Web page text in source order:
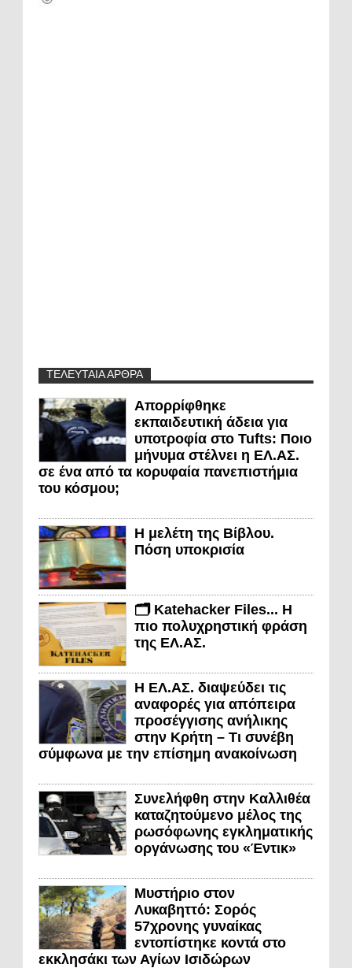
ΤΕΛΕΥΤΑΙΑ ΑΡΘΡΑ
Απορρίφθηκε
εκπαιδευτική άδεια για
υποτροφία στο Tufts: Ποιο
μήνυμα στέλνει η ΕΛ.ΑΣ.
σε ένα από τα κορυφαία πανεπιστήμια
του κόσμου;
Η μελέτη της Βίβλου.
Πόση υποκρισία
🗂️ Katehacker Files... Η
πιο πολυχρηστική φράση
της ΕΛ.ΑΣ.
Η ΕΛ.ΑΣ. διαψεύδει τις
αναφορές για απόπειρα
προσέγγισης ανήλικης
στην Κρήτη – Τι συνέβη
σύμφωνα με την επίσημη ανακοίνωση
Συνελήφθη στην Καλλιθέα
καταζητούμενο μέλος της
ρωσόφωνης εγκληματικής
οργάνωσης του «Έντικ»
Μυστήριο στον
Λυκαβηττό: Σορός
57χρονης γυναίκας
εντοπίστηκε κοντά στο
εκκλησάκι των Αγίων Ισιδώρων